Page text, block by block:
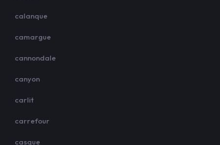
calanque
camargue
cannondale
canyon
carlit
carrefour
casque